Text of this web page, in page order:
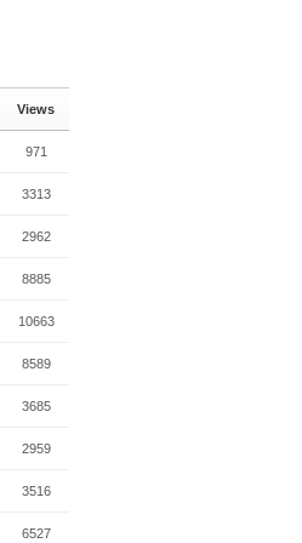
Views
971
3313
2962
8885
10663
8589
3685
2959
3516
6527